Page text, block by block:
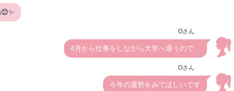
Oさん
4月から仕事をしながら大学へ通うので、
Oさん
今年の運勢をみてほしいです